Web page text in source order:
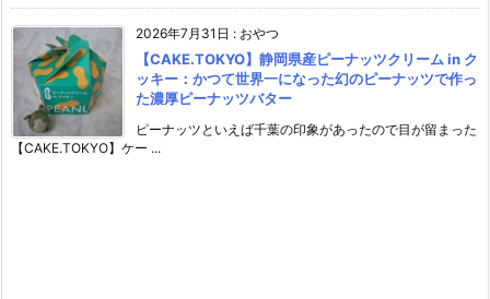
2026年7月31日 : おやつ
【CAKE.TOKYO】静岡県産ピーナッツクリーム in ク
ッキー：かつて世界一になった幻のピーナッツで作っ
た濃厚ピーナッツバター
ピーナッツといえば千葉の印象があったので目が留まった
【CAKE.TOKYO】ケー ...